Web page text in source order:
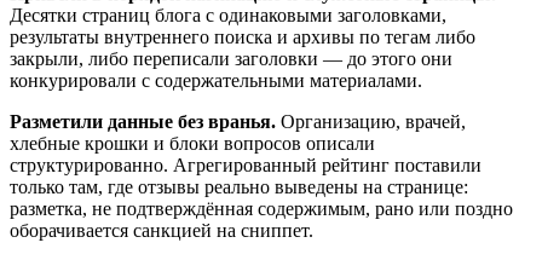
Десятки страниц блога с одинаковыми заголовками,
результаты внутреннего поиска и архивы по тегам либо
закрыли, либо переписали заголовки — до этого они
конкурировали с содержательными материалами.
Разметили данные без вранья. Организацию, врачей,
хлебные крошки и блоки вопросов описали
структурированно. Агрегированный рейтинг поставили
только там, где отзывы реально выведены на странице:
разметка, не подтверждённая содержимым, рано или поздно
оборачивается санкцией на сниппет.